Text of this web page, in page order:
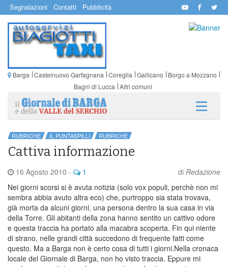
Segnalazioni Contatti Pubblicità
Barga Castelnuovo Garfagnana Coreglia Gallicano
Borgo a Mozzano
Bagni di Lucca Altri comuni
RUBRICHE IL PUNTASPILLI RUBRICHE
Cattiva informazione
16 Agosto 2010 - 1 di Redazione
Nei giorni scorsi si è avuta notizia (solo vox populi, perchè non mi
sembra abbia avuto altra eco) che, purtroppo sia stata trovava,
già morta da alcuni giorni, una persona dentro la sua casa in via
della Torre. Gli abitanti della zona hanno sentito un cattivo odore
e questa traccia ha portato alla macabra scoperta. Fin qui niente
di strano, nelle grandi città succedono di frequente fatti come
questo. Ma a Barga non è certo cosa di tutti i giorni.Nella cronaca
locale del Giornale di Barga, non ho visto traccia. Eppure mi